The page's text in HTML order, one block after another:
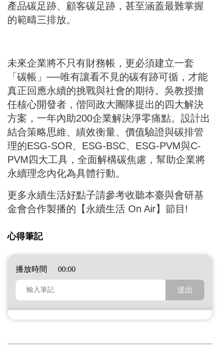
產品碳足跡、顧客碳足跡，甚至涵蓋最難掌握
的範疇三排放。
未來企業將不只有財務帳，更必須建立一套
「碳帳」──唯有讓看不見的碳有跡可循，才能
真正回應永續的挑戰與社會的期待。吳教授擔
任核心開發者，偕同政大團隊提出的四大解決
方案，一年內助200企業解決淨零痛點。設計出
結合策略思維、績效衡量、價值驗證與碳排管
理的ESG-SOR、ESG-BSC、ESG-PVM與C-
PVM四大工具，全面解構碳焦慮，幫助企業將
永續理念內化為具體行動。
更多永續生活好點子請參考收聽本臺與會研基
金會合作製播的【永續生活 On Air】節目!
心得筆記
播放時間
00:00
心得筆記內容
送出